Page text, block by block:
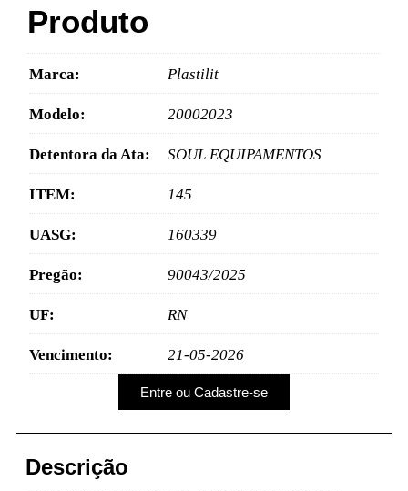
Produto
Marca: Plastilit
Modelo: 20002023
Detentora da Ata: SOUL EQUIPAMENTOS
ITEM: 145
UASG: 160339
Pregão: 90043/2025
UF: RN
Vencimento: 21-05-2026
Entre ou Cadastre-se
Descrição